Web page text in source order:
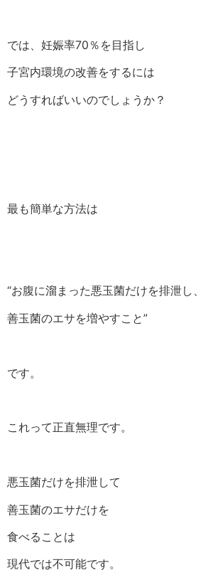
では、妊娠率70％を目指し
子宮内環境の改善をするには
どうすればいいのでしょうか？
最も簡単な方法は
“お腹に溜まった悪玉菌だけを排泄し、
善玉菌のエサを増やすこと”
です。
これって正直無理です。
悪玉菌だけを排泄して
善玉菌のエサだけを
食べることは
現代では不可能です。